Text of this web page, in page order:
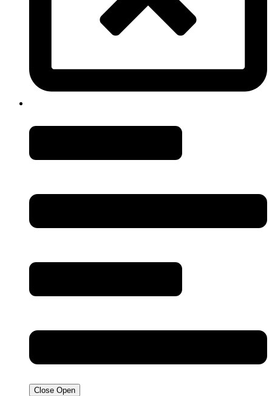
Close Open